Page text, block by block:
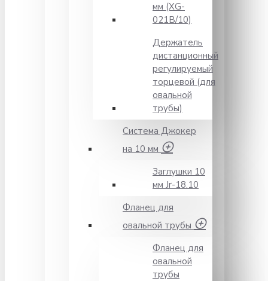
мм (XG-
021B/10)
Держатель
дистанционный
регулируемый
торцевой (для
овальной
трубы)
Система Джокер
на 10 мм
Заглушки 10
мм Jr-18.10
Фланец для
овальной трубы
Фланец для
овальной
трубы